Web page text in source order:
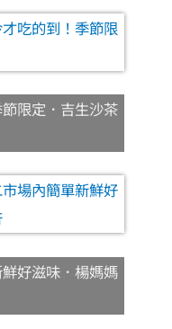
節限定．吉生沙茶
鮮好滋味．楊媽媽